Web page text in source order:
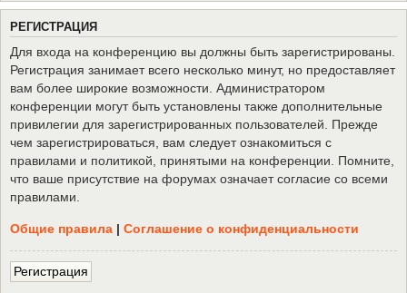
РЕГИСТРАЦИЯ
Для входа на конференцию вы должны быть зарегистрированы.
Регистрация занимает всего несколько минут, но предоставляет
вам более широкие возможности. Администратором
конференции могут быть установлены также дополнительные
привилегии для зарегистрированных пользователей. Прежде
чем зарегистрироваться, вам следует ознакомиться с
правилами и политикой, принятыми на конференции. Помните,
что ваше присутствие на форумах означает согласие со всеми
правилами.
Общие правила | Соглашение о конфиденциальности
Регистрация